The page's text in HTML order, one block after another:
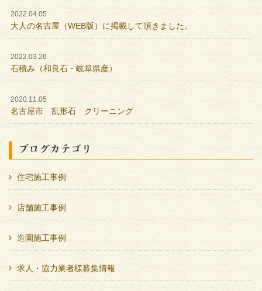
2022.04.05
大人の名古屋（WEB版）に掲載して頂きました。
2022.03.26
石積み（和良石・岐阜県産）
2020.11.05
名古屋市 乱形石 クリーニング
ブログカテゴリ
住宅施工事例
店舗施工事例
造園施工事例
求人・協力業者様募集情報